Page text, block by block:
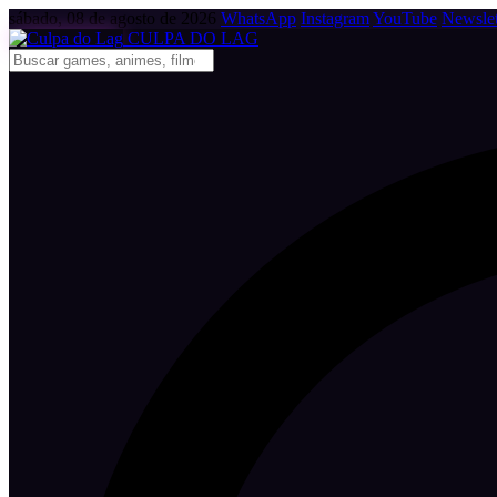
sábado, 08 de agosto de 2026 WhatsApp InstagramYouTube
CULPA DO LAG